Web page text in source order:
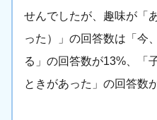
せんでしたが、趣味が「
った）」の回答数は「今
る」の回答数が13%、「
ときがあった」の回答数